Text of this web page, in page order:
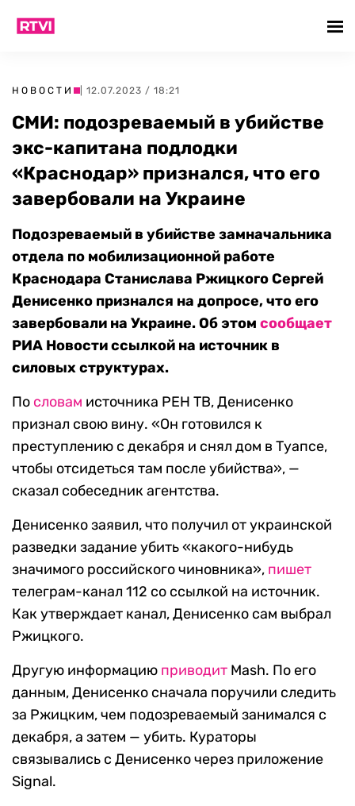
НОВОСТИ | 12.07.2023 / 18:21
СМИ: подозреваемый в убийстве
экс-капитана подлодки
«Краснодар» признался, что его
завербовали на Украине
Подозреваемый в убийстве замначальника
отдела по мобилизационной работе
Краснодара Станислава Ржицкого Сергей
Денисенко признался на допросе, что его
завербовали на Украине. Об этом сообщает
РИА Новости ссылкой на источник в
силовых структурах.
По словам источника РЕН ТВ, Денисенко
признал свою вину. «Он готовился к
преступлению с декабря и снял дом в Туапсе,
чтобы отсидеться там после убийства», —
сказал собеседник агентства.
Денисенко заявил, что получил от украинской
разведки задание убить «какого-нибудь
значимого российского чиновника», пишет
телеграм-канал 112 со ссылкой на источник.
Как утверждает канал, Денисенко сам выбрал
Ржицкого.
Другую информацию приводит Mash. По его
данным, Денисенко сначала поручили следить
за Ржицким, чем подозреваемый занимался с
декабря, а затем — убить. Кураторы
связывались с Денисенко через приложение
Signal.